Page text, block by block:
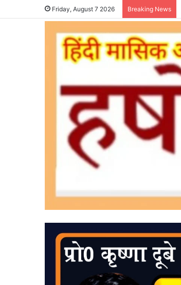
Friday, August 7 2026 Breaking News